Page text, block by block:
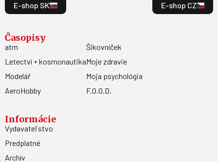
E-shop SK
E-shop CZ
Časopisy
atm
Letectví + kosmonautika
Modelář
AeroHobby
Šikovníček
Moje zdravie
Moja psychológia
F.O.O.D.
Informácie
Vydavateľstvo
Predplatné
Archív